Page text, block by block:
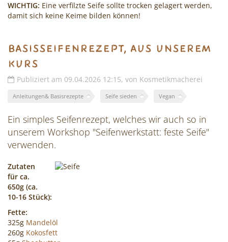
WICHTIG: Eine verfilzte Seife sollte trocken gelagert werden,
damit sich keine Keime bilden können!
Basisseifenrezept, aus unserem
Kurs
Publiziert am 09.04.2026 12:15, von Kosmetikmacherei
Anleitungen& Basisrezepte Seife sieden Vegan
Ein simples Seifenrezept, welches wir auch so in
unserem Workshop "Seifenwerkstatt: feste Seife"
verwenden.
Zutaten
für ca.
650g (ca.
10-16 Stück):
Fette:
325g Mandelöl
260g Kokosfett